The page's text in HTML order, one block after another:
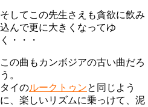
そしてこの先生さえも貪欲に飲み
込んで更に大きくなってゆ
く・・・
この曲もカンボジアの古い曲だろ
う。
タイのルークトゥンと同じよう
に、楽しいリズムに乗っけて、泥